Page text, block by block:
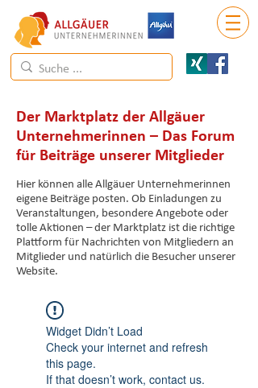
Der Marktplatz der Allgäuer
Unternehmerinnen – Das Forum
für Beiträge unserer Mitglieder
Hier können alle Allgäuer Unternehmerinnen
eigene Beiträge posten. Ob Einladungen zu
Veranstaltungen, besondere Angebote oder
tolle Aktionen – der Marktplatz ist die richtige
Plattform für Nachrichten von Mitgliedern an
Mitglieder und natürlich die Besucher unserer
Website.
Widget Didn’t Load
Check your internet and refresh
this page.
If that doesn’t work, contact us.